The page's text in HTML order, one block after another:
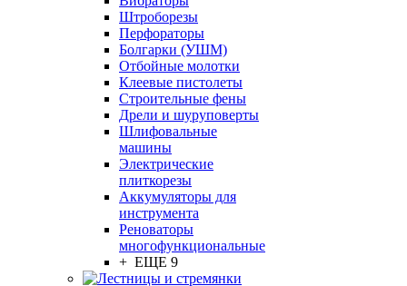
Штроборезы
Перфораторы
Болгарки (УШМ)
Отбойные молотки
Клеевые пистолеты
Строительные фены
Дрели и шуруповерты
Шлифовальные
машины
Электрические
плиткорезы
Аккумуляторы для
инструмента
Реноваторы
многофункциональные
+ ЕЩЕ 9